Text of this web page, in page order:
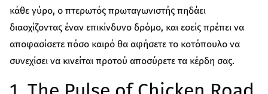
გააძლიერე უნიკალური პროდუქტები და შექმენი
ინოვაციები.
ცხოველებზე ზრუნვა
იზრუნე ცხოველების უკეთეს გარემოზე
კულტურა/ხელოვნება
შექმენი კულტურულ სივრცეები, განავითარე
წაიკითხე მეტი
κάθε γύρο, ο πτερωτός πρωταγωνιστής πηδάει
διασχίζοντας έναν επικίνδυνο δρόμο, και εσείς πρέπει να
αποφασίσετε πόσο καιρό θα αφήσετε το κοτόπουλο να
συνεχίσει να κινείται προτού αποσύρετε τα κέρδη σας.